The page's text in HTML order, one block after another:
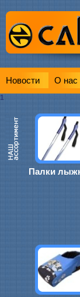
Новости О нас
1
Палки